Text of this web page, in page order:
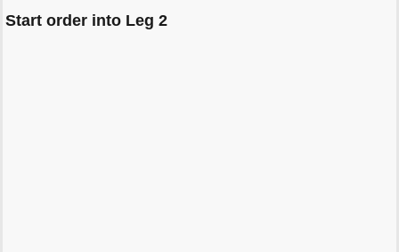
Start order into Leg 2